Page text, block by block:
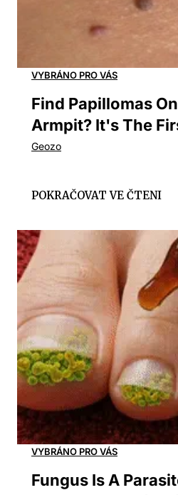
Find Papillomas
Armpit? It's The
Fungus Is A